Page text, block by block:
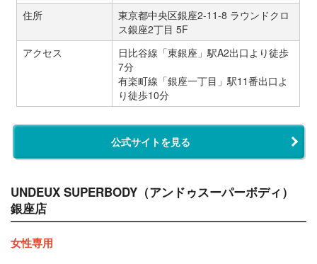
住所
東京都中央区銀座2-11-8 ラウンドクロ
ス銀座2丁目 5F
アクセス
日比谷線「東銀座」駅A2出口より徒歩
7分
有楽町線「銀座一丁目」駅11番出口よ
り徒歩10分
公式サイトを見る
UNDEUX SUPERBODY（アンドゥスーパーボディ）
銀座店
女性専用